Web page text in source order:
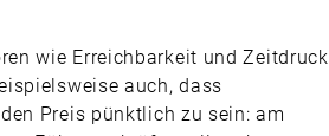
wie Erreichbarkeit und Zeitdruck
auch, dass
Preis pünktlich zu sein: am